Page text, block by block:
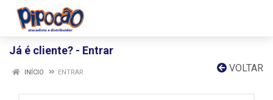
Já é cliente? - Entrar
VOLTAR
INÍCIO ENTRAR